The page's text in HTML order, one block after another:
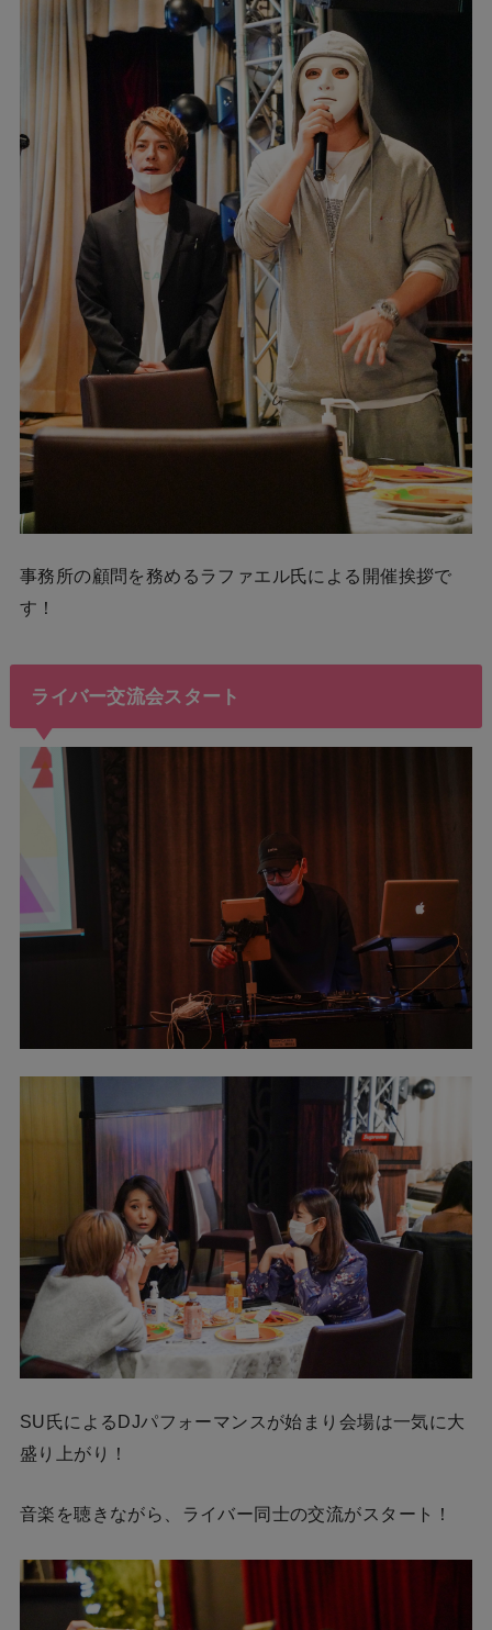
事務所の顧問を務めるラファエル氏による開催挨拶で
す！
ライバー交流会スタート
SU氏によるDJパフォーマンスが始まり会場は一気に大
盛り上がり！
音楽を聴きながら、ライバー同士の交流がスタート！